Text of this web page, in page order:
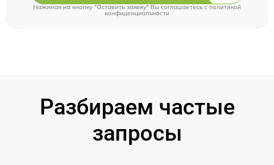
Нажимая на кнопку "Оставить заявку" Вы соглашаетесь cполитикой
конфиденциальности
Разбираем частые
запросы